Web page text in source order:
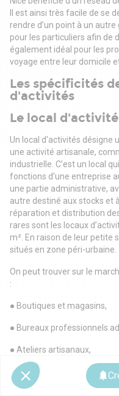
Il est ainsi très facile de se
rendre d’un point à un
pour les particuliers afin de
également idéal pour les
voyage entre leur domicile
Les spécificités
d'activités
Le local
Un local d'activités désigne
une activité artisanale,
industrielle. C’est un local
fonctions d’une entreprise
une partie administrative,
autre destiné aux stocks et
réparation et distribution
rares sont les locaux
m². En raison de leur petite
situés en zone péri-urbaine.
On peut trouver sur le
:
● Boutiques et magasins,
● Bureaux professionnels
● Ateliers artisanaux,
● Bâtiments industriels.